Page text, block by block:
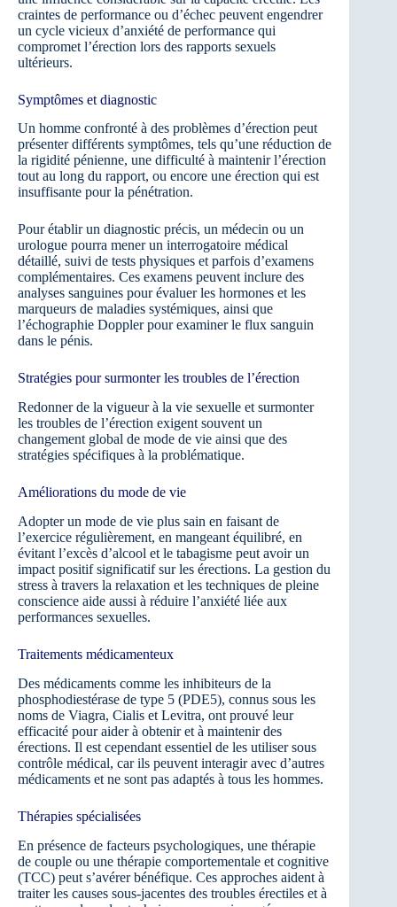
craintes de performance ou d’échec peuvent engendrer
un cycle vicieux d’anxiété de performance qui
compromet l’érection lors des rapports sexuels
ultérieurs.
Symptômes et diagnostic
Un homme confronté à des problèmes d’érection peut
présenter différents symptômes, tels qu’une réduction de
la rigidité pénienne, une difficulté à maintenir l’érection
tout au long du rapport, ou encore une érection qui est
insuffisante pour la pénétration.
Pour établir un diagnostic précis, un médecin ou un
urologue pourra mener un interrogatoire médical
détaillé, suivi de tests physiques et parfois d’examens
complémentaires. Ces examens peuvent inclure des
analyses sanguines pour évaluer les hormones et les
marqueurs de maladies systémiques, ainsi que
l’échographie Doppler pour examiner le flux sanguin
dans le pénis.
Stratégies pour surmonter les troubles de l’érection
Redonner de la vigueur à la vie sexuelle et surmonter
les troubles de l’érection exigent souvent un
changement global de mode de vie ainsi que des
stratégies spécifiques à la problématique.
Améliorations du mode de vie
Adopter un mode de vie plus sain en faisant de
l’exercice régulièrement, en mangeant équilibré, en
évitant l’excès d’alcool et le tabagisme peut avoir un
impact positif significatif sur les érections. La gestion du
stress à travers la relaxation et les techniques de pleine
conscience aide aussi à réduire l’anxiété liée aux
performances sexuelles.
Traitements médicamenteux
Des médicaments comme les inhibiteurs de la
phosphodiestérase de type 5 (PDE5), connus sous les
noms de Viagra, Cialis et Levitra, ont prouvé leur
efficacité pour aider à obtenir et à maintenir des
érections. Il est cependant essentiel de les utiliser sous
contrôle médical, car ils peuvent interagir avec d’autres
médicaments et ne sont pas adaptés à tous les hommes.
Thérapies spécialisées
En présence de facteurs psychologiques, une thérapie
de couple ou une thérapie comportementale et cognitive
(TCC) peut s’avérer bénéfique. Ces approches aident à
traiter les causes sous-jacentes des troubles érectiles et à